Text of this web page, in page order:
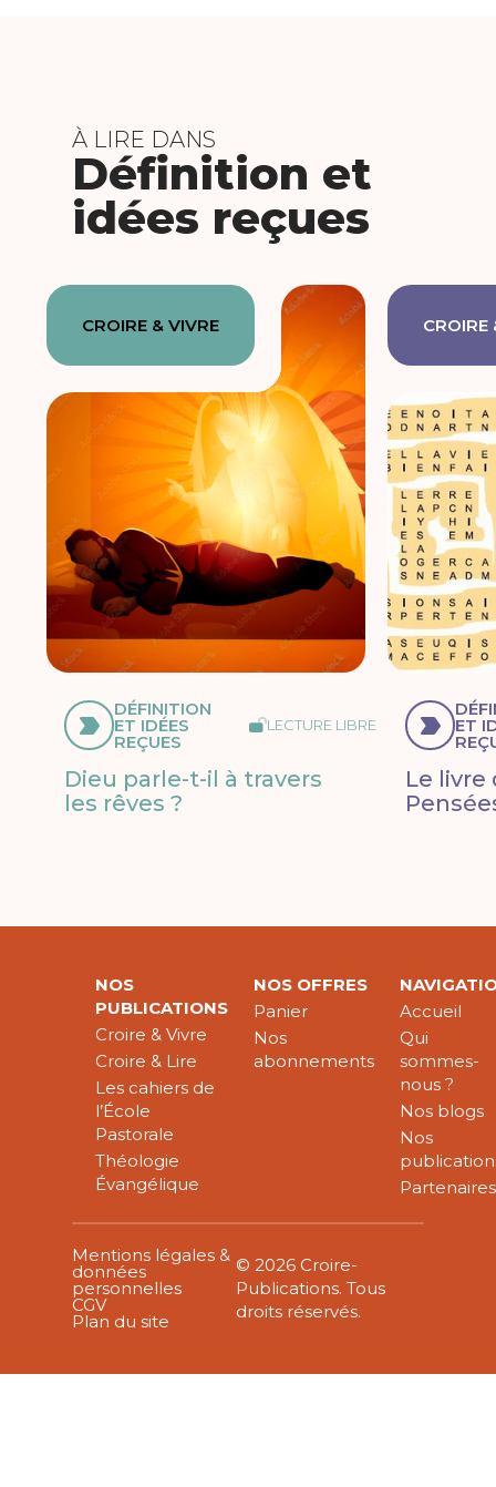
À LIRE DANS
Définition et
idées reçues
CROIRE & VIVRE
DÉFINITION
ET IDÉES
REÇUES
LECTURE LIBRE
Dieu parle-t-il à travers
les rêves ?
CROIRE
ET
Le livre
NOS
PUBLICATIONS
Croire & Vivre
Croire & Lire
Les cahiers de
l’École
Pastorale
Théologie
Évangélique
NOS OFFRES
Panier
Nos
abonnements
Accueil
Qui
sommes-
nous ?
Nos blogs
Nos
Partenaires
Mentions légales &
données
personnelles
CGV
Plan du site
© 2026 Croire-
Publications. Tous
droits réservés.